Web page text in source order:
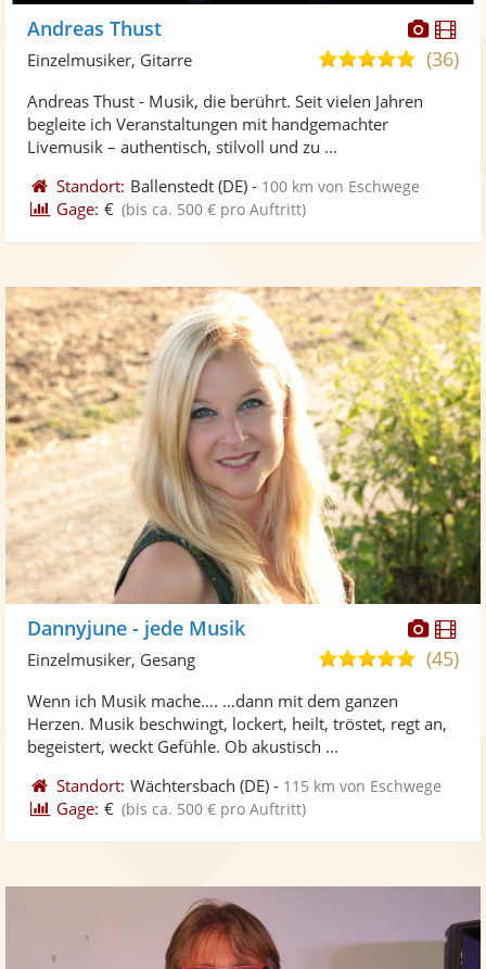
Andreas Thust
4,9
5
(36)
Einzelmusiker, Gitarre
Andreas Thust - Musik, die berührt. Seit vielen Jahren
begleite ich Veranstaltungen mit handgemachter
Livemusik – authentisch, stilvoll und zu ...
Standort: Ballenstedt (DE) - 100 km von Eschwege
Gage: € (bis ca. 500 € pro Auftritt)
Dannyjune - jede Musik
5,0
Sternen
(45)
Einzelmusiker, Gesang
Wenn ich Musik mache…. …dann mit dem ganzen
Herzen. Musik beschwingt, lockert, heilt, tröstet, regt an,
begeistert, weckt Gefühle. Ob akustisch ...
Standort: Wächtersbach (DE) - 115 km von Eschwege
Gage: € (bis ca. 500 € pro Auftritt)